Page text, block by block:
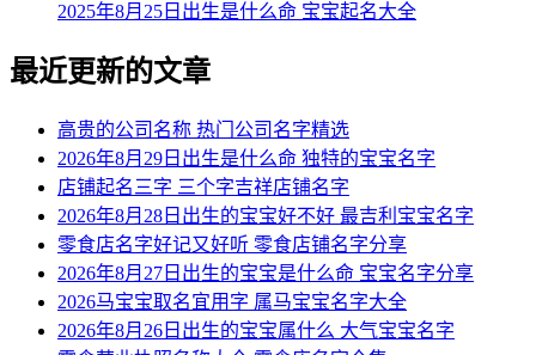
2025年8月25日出生是什么命 宝宝起名大全
最近更新的文章
高贵的公司名称 热门公司名字精选
2026年8月29日出生是什么命 独特的宝宝名字
店铺起名三字 三个字吉祥店铺名字
2026年8月28日出生的宝宝好不好 最吉利宝宝名字
零食店名字好记又好听 零食店铺名字分享
2026年8月27日出生的宝宝是什么命 宝宝名字分享
2026马宝宝取名宜用字 属马宝宝名字大全
2026年8月26日出生的宝宝属什么 大气宝宝名字